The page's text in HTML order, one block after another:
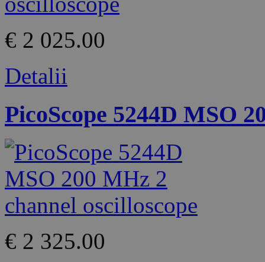
€ 2 025.00
Detalii
PicoScope 5244D MSO
€ 2 325.00